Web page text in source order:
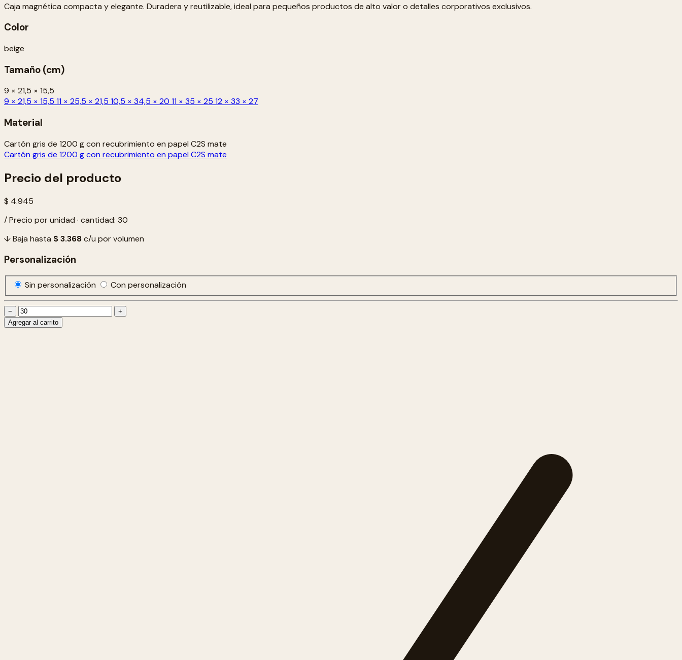
Caja magnética compacta y elegante. Duradera y reutilizable, ideal para pequeños productos de alto valor o detalles corporativos exclusivos.
Color
beige
Tamaño (cm)
9 × 21,5 × 15,5
9 × 21,5 × 15,5 11 × 25,5 × 21,5 10,5 × 34,5 × 20 11 × 35 × 25 12 × 33 × 27
Material
Cartón gris de 1200 g con recubrimiento en papel C2S mate
Cartón gris de 1200 g con recubrimiento en papel C2S mate
Precio del producto
$ 4.945
/ Precio por unidad · cantidad: 30
↓ Baja hasta $ 3.368c/u por volumen
Personalización
Sin personalización Con personalización
−
+
Agregar al carrito